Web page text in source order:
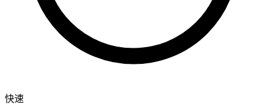
快速